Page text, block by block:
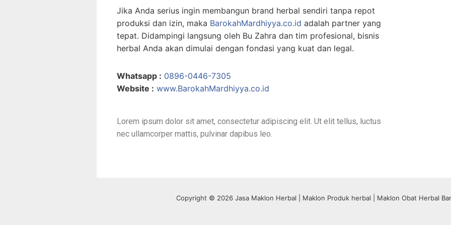
Jika Anda serius ingin membangun brand herbal sendiri tanpa repot
produksi dan izin, maka BarokahMardhiyya.co.id adalah partner yang
tepat. Didampingi langsung oleh Bu Zahra dan tim profesional, bisnis
herbal Anda akan dimulai dengan fondasi yang kuat dan legal.
Whatsapp : 0896-0446-7305
Website : www.BarokahMardhiyya.co.id
Lorem ipsum dolor sit amet, consectetur adipiscing elit. Ut elit tellus, luctus
nec ullamcorper mattis, pulvinar dapibus leo.
Copyright © 2026 Jasa Maklon Herbal | Maklon Produk herbal | Maklon Obat Herbal